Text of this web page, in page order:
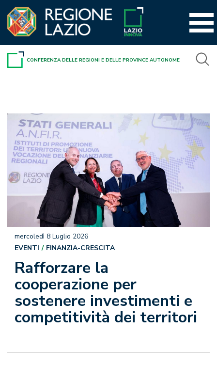
contenuto
CONFERENZA DELLE REGIONI E DELLE PROVINCE AUTONOME
Rafforzare la
cooperazione per
sostenere investimenti e
competitività dei territori
mercoledì 8 Luglio 2026
EVENTI
FINANZIA-CRESCITA